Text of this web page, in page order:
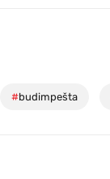
#budimpešta